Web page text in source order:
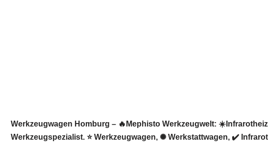
Werkzeugwagen Homburg – 🔥Mephisto Werkzeugwelt:
Werkzeugspezialist. ⭐ Werkzeugwagen, ✺ Werkstattwagen, ✔️